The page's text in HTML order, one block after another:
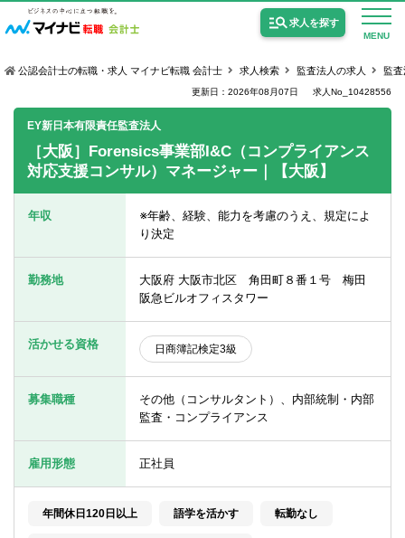
MENU
求人を探す
公認会計士の求人
監査法人の求人
USCPA（米国公認会計士）の求人
女性会計士の転職
個別転職相談会・セミナー
転職お役立ち情報
非公開求人とは？
公認会計士の転職・求人 マイナビ転職 会計士 求人検索 監査法人の求人 監査
更新日：2026年08月07日 求人No_10428556
EY新日本有限責任監査法人
［大阪］Forensics事業部I&C（コンプライアンス
対応支援コンサル）マネージャー｜【大阪】
年収
※年齢、経験、能力を考慮のうえ、規定によ
り決定
勤務地
大阪府 大阪市北区 角田町８番１号 梅田
阪急ビルオフィスタワー
活かせる資格 日商簿記検定3級
募集職種
その他（コンサルタント）、内部統制・内部
監査・コンプライアンス
雇用形態 正社員
年間休日120日以上 語学を活かす 転勤なし